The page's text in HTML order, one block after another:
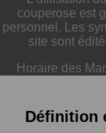
couperose est
personnel. Les
site sont
Horaire des
Définition